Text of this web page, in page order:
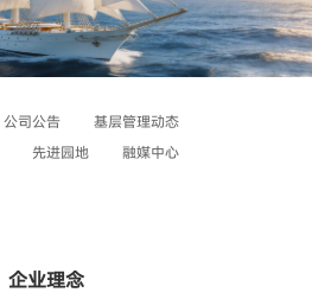
公司公告
基层管理动态
先进园地 融媒中心
企业理念